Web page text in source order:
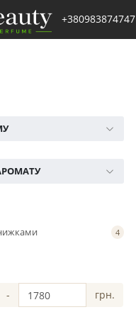
+380983874747
4
- грн.